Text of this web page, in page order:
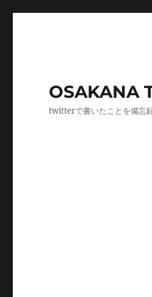
OSAKANA
twitterで書いたことを備忘